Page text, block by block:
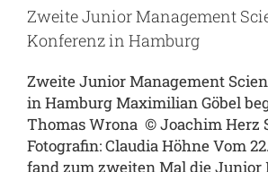
JUMS.inside
Zweite Junior Management
Konferenz in Hamburg
Zweite Junior Management
in Hamburg Maximilian Göbel
Thomas Wrona © Joachim Herz
Fotografin: Claudia Höhne Vom
fand zum zweiten Mal die Junior